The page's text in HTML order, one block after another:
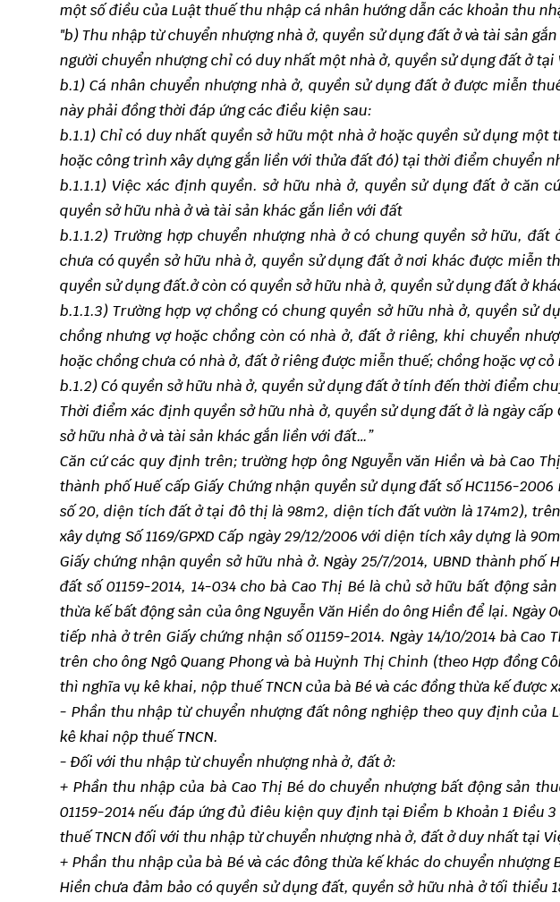
một số điều của Luật thuế thu nhập cá nhân hướng dẫn các khoản thu
"b) Thu nhập từ chuyển nhượng nhà ở, quyền sử dụng đất ở và tài sản
người chuyển nhượng chỉ có duy nhất một nhà ở, quyền sử dụng đất ở tại
b.1) Cá nhân chuyển nhượng nhà ở, quyền sử dụng đất ở được miễn
này phải đồng thời đáp ứng các điều kiện sau:
b.1.1) Chỉ có duy nhất quyền sở hữu một nhà ở hoặc quyền sử dụng
hoặc công trình xây dựng gắn liền với thửa đất đó) tại thời điểm chuyển
b.1.1.1) Việc xác định quyền. sở hữu nhà ở, quyền sử dụng đất ở căn
quyền sở hữu nhà ở và tài sản khác gắn liền với đất
b.1.1.2) Trường hợp chuyển nhượng nhà ở có chung quyền sở hữu,
chưa có quyền sở hữu nhà ở, quyền sử dụng đất ở nơi khác được miễn
quyền sử dụng đất.ở còn có quyền sở hữu nhà ở, quyền sử dụng đất ở
b.1.1.3) Trường hợp vợ chồng có chung quyền sở hữu nhà ở, quyền sử
chồng nhưng vợ hoặc chồng còn có nhà ở, đất ở riêng, khi chuyển
hoặc chồng chưa có nhà ở, đất ở riêng được miễn thuế; chồng hoặc vợ
b.1.2) Có quyền sở hữu nhà ở, quyền sử dụng đất ở tính đến thời điểm
Thời điểm xác định quyền sở hữu nhà ở, quyền sử dụng đất ở là ngày
sở hữu nhà ở và tài sản khác gắn liền với đất…”
Căn cứ các quy định trên; trường hợp ông Nguyễn văn Hiền và bà Cao
thành phố Huế cấp Giấy Chứng nhận quyền sử dụng đất số HC1156-
số 20, diện tích đất ở tại đô thị là 98m2, diện tích đất vườn là 174m2),
xây dựng Số 1169/GPXD Cấp ngày 29/12/2006 với diện tích xây dựng là
Giấy chứng nhận quyền sở hữu nhà ở. Ngày 25/7/2014, UBND thành
đất số 01159-2014, 14-034 cho bà Cao Thị Bé là chủ sở hữu bất động
thừa kế bất động sản của ông Nguyễn Văn Hiền do ông Hiền để lại. Ngày
tiếp nhà ở trên Giấy chứng nhận số 01159-2014. Ngày 14/10/2014 bà
trên cho ông Ngô Quang Phong và bà Huỳnh Thị Chinh (theo Hợp đồng
thì nghĩa vụ kê khai, nộp thuế TNCN của bà Bé và các đồng thừa kế được
- Phần thu nhập từ chuyển nhượng đất nông nghiệp theo quy định của
kê khai nộp thuế TNCN.
- Đối với thu nhập từ chuyển nhượng nhà ở, đất ở:
+ Phần thu nhập của bà Cao Thị Bé do chuyển nhượng bất động sản
01159-2014 nếu đáp ứng đủ điêu kiện quy định tại Điểm b Khoản 1 Điều 3
thuế TNCN đối với thu nhập từ chuyển nhượng nhà ở, đất ở duy nhất tại
+ Phần thu nhập của bà Bé và các đông thừa kế khác do chuyển nhượng
Hiền chưa đảm bảo có quyền sử dụng đất, quyền sở hữu nhà ở tối thiểu